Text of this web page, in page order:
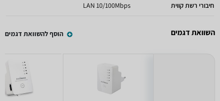
חיבורי רשת קווית LAN 10/100Mbps
השוואת דגמים הוסף להשוואת דגמים